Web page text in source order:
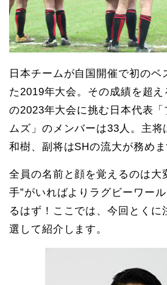
日本チームが自国開催で初のベ
た2019年大会。その成績を超
の2023年大会に挑む日本代表
ムズ」のメンバーは33人。主将
和樹、副将はSHの流大が務めま
全員の名前と顔を覚えるのは大
手”がいればよりラグビーワー
るはず！ここでは、今回とくに
選して紹介します。